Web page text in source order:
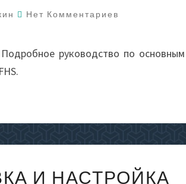
Комментарии
Нет Комментариев
руководство по основным
И НАСТРОЙКА